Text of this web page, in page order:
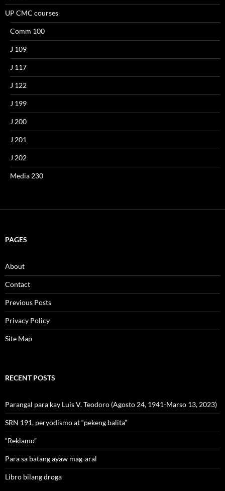
UP CMC courses
Comm 100
J 109
J 117
J 122
J 199
J 200
J 201
J 202
Media 230
PAGES
About
Contact
Previous Posts
Privacy Policy
Site Map
RECENT POSTS
Parangal para kay Luis V. Teodoro (Agosto 24, 1941-Marso 13, 2023)
SRN 191, peryodismo at “pekeng balita”
“Reklamo”
Para sa batang ayaw mag-aral
Libro bilang droga